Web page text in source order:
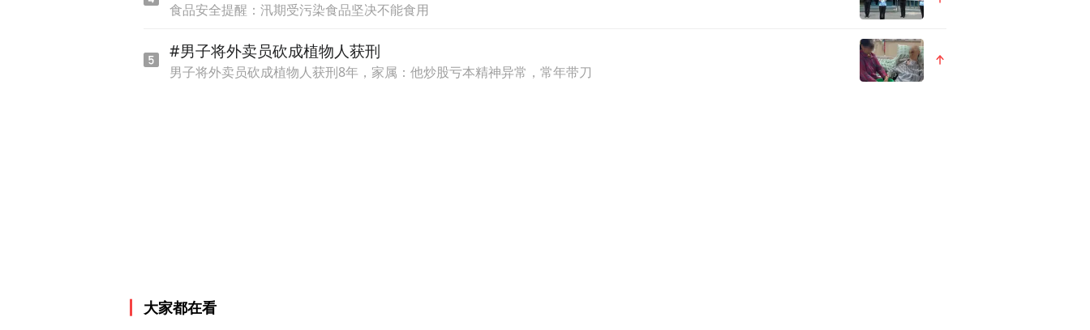
最后，他向各城市提出了一点忠告——不要轻易定义自己是现代化城市，而是要运用独特的文化特质来定位
自己。可以从当地的人、文化、历史这些角度去思考，然后去重新定位打造一座有魅力的城市，对很多城市
来说都将是一个巨大的挑战。
食品安全提醒：汛期受污染食品坚决不能食用
#男子将外卖员砍成植物人获刑
男子将外卖员砍成植物人获刑8年，家属：他炒股亏本精神异常，常年带刀
大家都在看